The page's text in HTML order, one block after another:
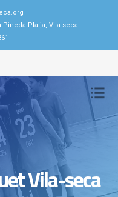
Pineda Platja, Vila-seca
Vila-seca